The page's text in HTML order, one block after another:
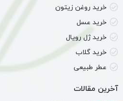
خرید روغن زیتون
خرید عسل
خرید ژل رویال
خرید گلاب
عطر طبیعی
آخرین مقالات